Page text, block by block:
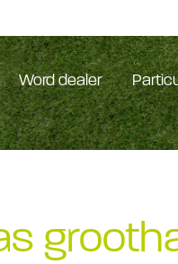
Word dealer